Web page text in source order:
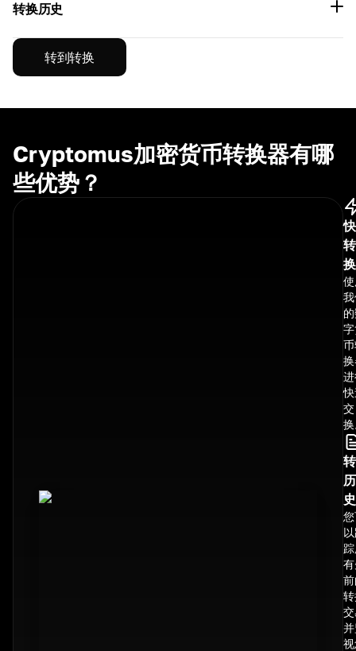
转换历史
转到转换
Cryptomus加密货币转换器有哪
些优势？
转
交
历